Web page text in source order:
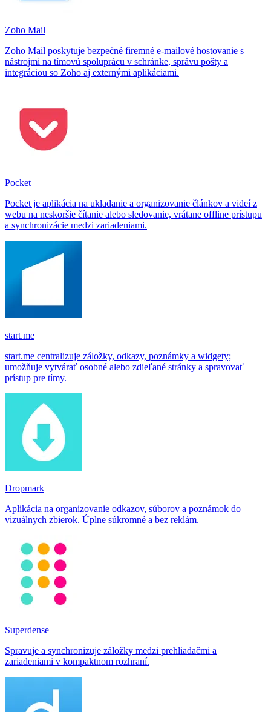
Zoho Mail
Zoho Mail poskytuje bezpečné firemné e‑mailové hostovanie s
nástrojmi na tímovú spoluprácu v schránke, správu pošty a
integráciou so Zoho aj externými aplikáciami.
Pocket
Pocket je aplikácia na ukladanie a organizovanie článkov a videí z
webu na neskoršie čítanie alebo sledovanie, vrátane offline prístupu
a synchronizácie medzi zariadeniami.
start.me
start.me centralizuje záložky, odkazy, poznámky a widgety;
umožňuje vytvárať osobné alebo zdieľané stránky a spravovať
prístup pre tímy.
Dropmark
Aplikácia na organizovanie odkazov, súborov a poznámok do
vizuálnych zbierok. Úplne súkromné a bez reklám.
Superdense
Spravuje a synchronizuje záložky medzi prehliadačmi a
zariadeniami v kompaktnom rozhraní.